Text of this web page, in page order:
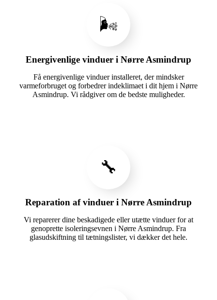
🌬️
Energivenlige vinduer i Nørre Asmindrup
Få energivenlige vinduer installeret, der mindsker
varmeforbruget og forbedrer indeklimaet i dit hjem i Nørre
Asmindrup. Vi rådgiver om de bedste muligheder.
🔧
Reparation af vinduer i Nørre Asmindrup
Vi reparerer dine beskadigede eller utætte vinduer for at
genoprette isoleringsevnen i Nørre Asmindrup. Fra
glasudskiftning til tætningslister, vi dækker det hele.